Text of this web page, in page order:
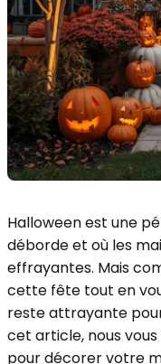
Halloween est une
déborde et où les
effrayantes. Mais
cette fête tout en
reste attrayante
cet article, nous
pour décorer votre